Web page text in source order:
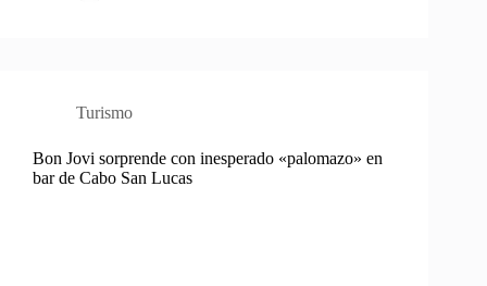
Turismo
Bon Jovi sorprende con inesperado «palomazo» en
bar de Cabo San Lucas